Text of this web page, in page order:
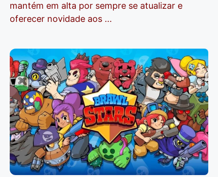
mantém em alta por sempre se atualizar e
oferecer novidade aos ...